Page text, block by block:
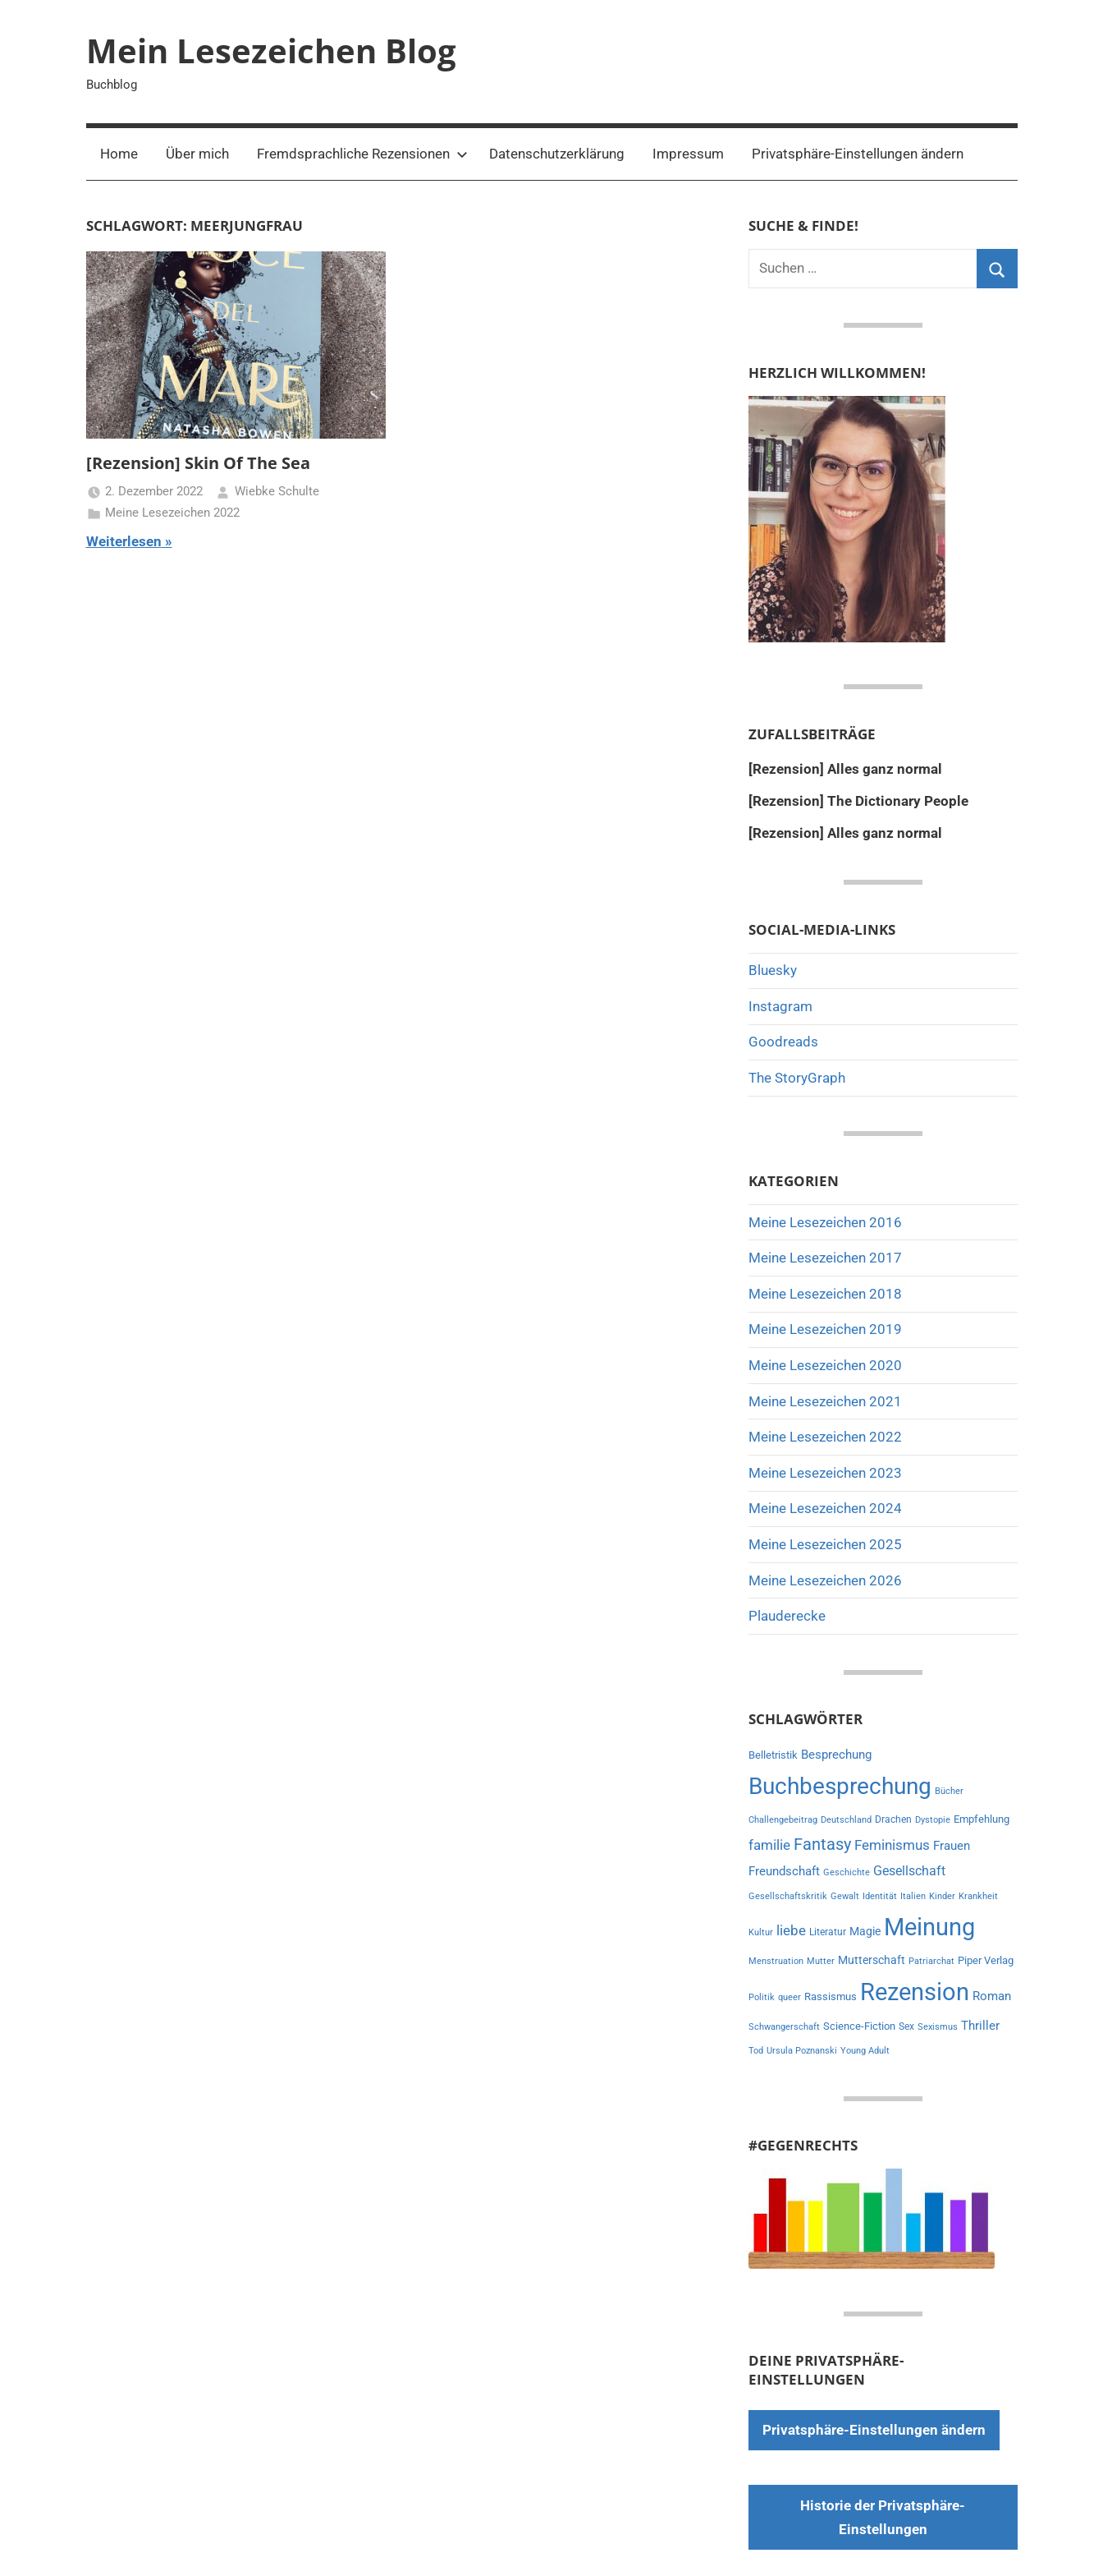
Mein Lesezeichen Blog
Buchblog
Home Über mich Fremdsprachliche Rezensionen Datenschutzerklärung Impressum Privatsphäre-Einstellungen ändern
SCHLAGWORT: MEERJUNGFRAU
[Rezension] Skin Of The Sea
2. Dezember 2022
Wiebke Schulte
Meine Lesezeichen 2022
Weiterlesen
SUCHE & FINDE!
Suchen
HERZLICH WILLKOMMEN!
ZUFALLSBEITRÄGE
[Rezension] Alles ganz normal
[Rezension] The Dictionary People
[Rezension] Alles ganz normal
SOCIAL-MEDIA-LINKS
Bluesky
Instagram
Goodreads
The StoryGraph
KATEGORIEN
Meine Lesezeichen 2016
Meine Lesezeichen 2017
Meine Lesezeichen 2018
Meine Lesezeichen 2019
Meine Lesezeichen 2020
Meine Lesezeichen 2021
Meine Lesezeichen 2022
Meine Lesezeichen 2023
Meine Lesezeichen 2024
Meine Lesezeichen 2025
Meine Lesezeichen 2026
Plauderecke
SCHLAGWÖRTER
Belletristik Besprechung
Buchbesprechung Bücher
Challengebeitrag Deutschland Drachen Dystopie Empfehlung
familie Fantasy Feminismus Frauen
Freundschaft Geschichte Gesellschaft
Gesellschaftskritik Gewalt Identität Italien Kinder Krankheit
Kultur liebe Literatur Magie Meinung
Menstruation Mutter Mutterschaft Patriarchat Piper Verlag
Politik queer Rassismus Rezension Roman
Schwangerschaft Science-Fiction Sex Sexismus Thriller
Tod Ursula Poznanski Young Adult
#GEGENRECHTS
DEINE PRIVATSPHÄRE-
EINSTELLUNGEN
Privatsphäre-Einstellungen ändern
Historie der Privatsphäre-
Einstellungen